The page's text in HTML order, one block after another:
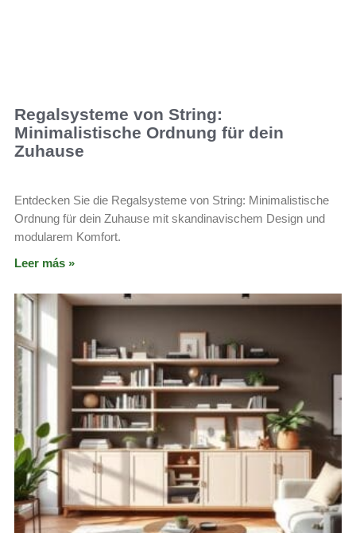
Regalsysteme von String:
Minimalistische Ordnung für dein
Zuhause
Entdecken Sie die Regalsysteme von String: Minimalistische
Ordnung für dein Zuhause mit skandinavischem Design und
modularem Komfort.
Leer más »